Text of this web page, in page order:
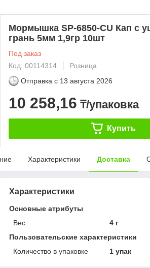
Мормышка SP-6850-CU Кап с
грань 5мм 1,9гр 10шт
Под заказ
Код: 00114314
Розница
Отправка с 13 августа 2026
10 258,16 ₸/упаковка
Купить
Характеристики Доставка
Характеристики
Основные атрибуты
Вес
4 г
Пользовательские характеристики
Количество в упаковке
1 упак